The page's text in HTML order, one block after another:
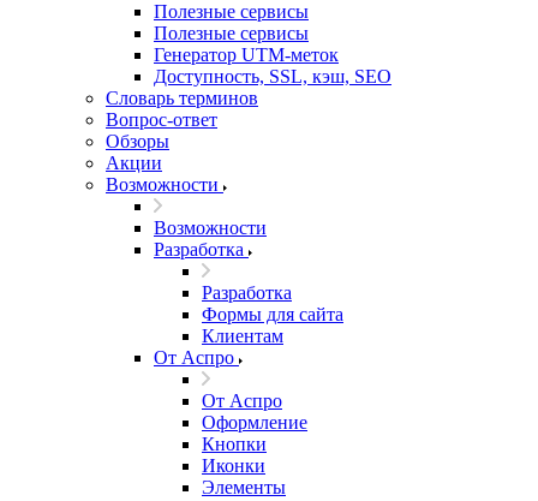
Полезные сервисы
Полезные сервисы
Генератор UTM‑меток
Доступность, SSL, кэш, SEO
Словарь терминов
Вопрос-ответ
Обзоры
Акции
Возможности
Возможности
Разработка
Разработка
Формы для сайта
Клиентам
От Аспро
От Аспро
Оформление
Кнопки
Иконки
Элементы